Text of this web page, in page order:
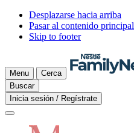
Desplazarse hacia arriba
Pasar al contenido principal
Skip to footer
Menu
Cerca
Buscar
Inicia sesión / Regístrate